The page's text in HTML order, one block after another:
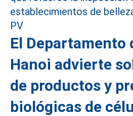
El Departamento
Hanoi advierte
de productos y
biológicas de